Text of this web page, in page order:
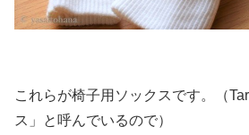
これらが椅子用ソックスです。（
ス」と呼んでいるので）